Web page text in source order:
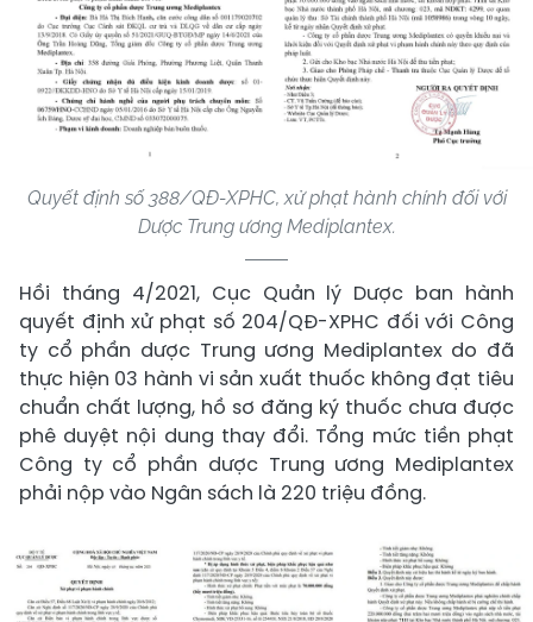
Quyết định số 388/QĐ-XPHC, xử phạt hành chính đối với
Dược Trung ương Mediplantex.
Hồi tháng 4/2021, Cục Quản lý Dược ban hành
quyết định xử phạt số 204/QĐ-XPHC đối với Công
ty cổ phần dược Trung ương Mediplantex do đã
thực hiện 03 hành vi sản xuất thuốc không đạt tiêu
chuẩn chất lượng, hồ sơ đăng ký thuốc chưa được
phê duyệt nội dung thay đổi. Tổng mức tiền phạt
Công ty cổ phần dược Trung ương Mediplantex
phải nộp vào Ngân sách là 220 triệu đồng.